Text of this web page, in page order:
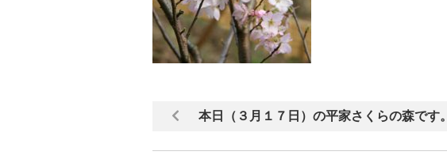
本日（３月１７日）の平家さくらの森です。